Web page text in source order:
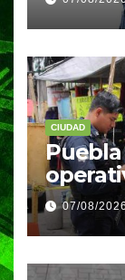
meses
CIUDAD
fiestas
clases
07/08/